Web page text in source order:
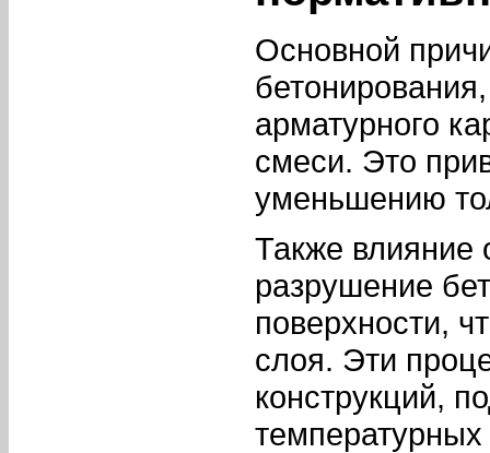
Основной
арматурного
смеси. Это
уменьшению
Также влияние
разрушение
поверхности,
слоя. Эти
конструкций,